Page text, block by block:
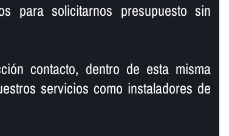
para solicitarnos presupuesto sin
contacto, dentro de esta misma
servicios como instaladores de